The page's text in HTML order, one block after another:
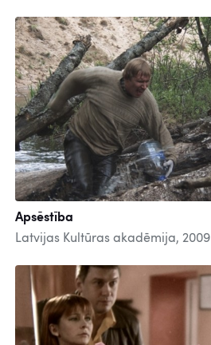
Apsēstība
Latvijas Kultūras akadēmija, 2009